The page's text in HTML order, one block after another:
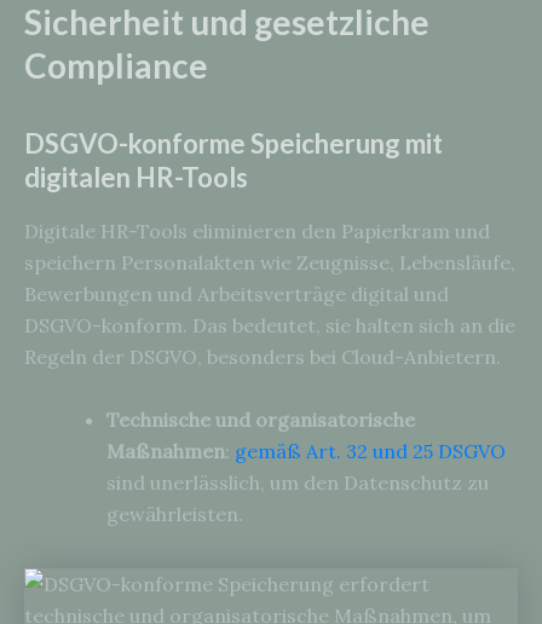
Sicherheit und gesetzliche
Compliance
DSGVO-konforme Speicherung mit
digitalen HR-Tools
Digitale HR-Tools eliminieren den Papierkram und
speichern Personalakten wie Zeugnisse, Lebensläufe,
Bewerbungen und Arbeitsverträge digital und
DSGVO-konform. Das bedeutet, sie halten sich an die
Regeln der DSGVO, besonders bei Cloud-Anbietern.
Technische und organisatorische
Maßnahmen: gemäß Art. 32 und 25 DSGVO
sind unerlässlich, um den Datenschutz zu
gewährleisten.